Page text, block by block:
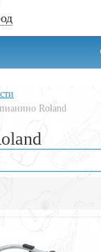
Roland